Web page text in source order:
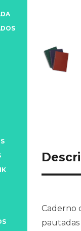
Caderno
pautadas